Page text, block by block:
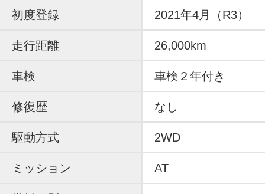
初度登録 2021年4月（R3）
走行距離 26,000km
車検 車検２年付き
修復歴 なし
駆動方式 2WD
ミッション AT